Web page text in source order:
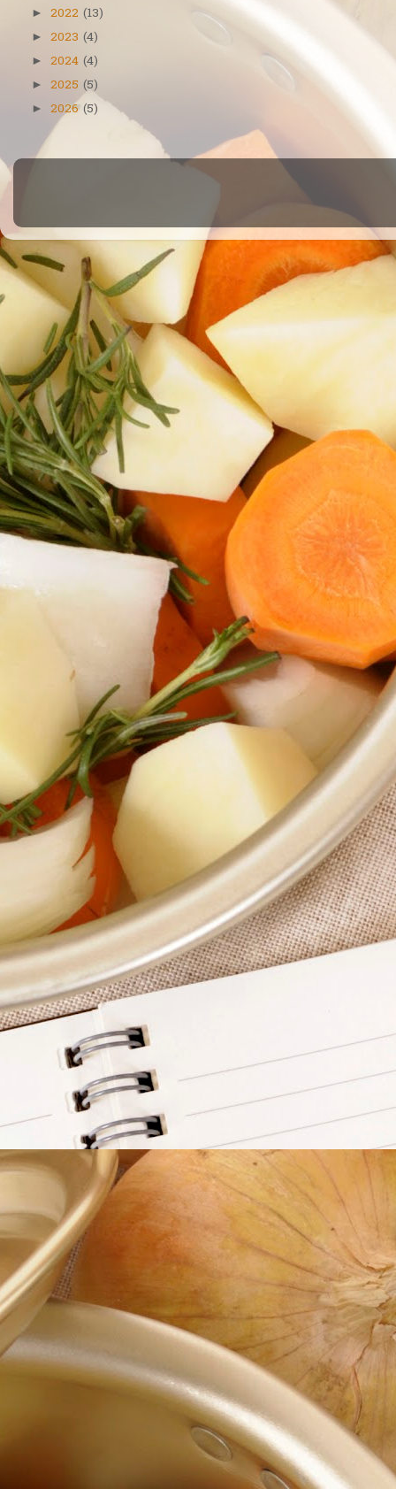
► 2022 (13)
► 2023 (4)
► 2024 (4)
► 2025 (5)
► 2026 (5)